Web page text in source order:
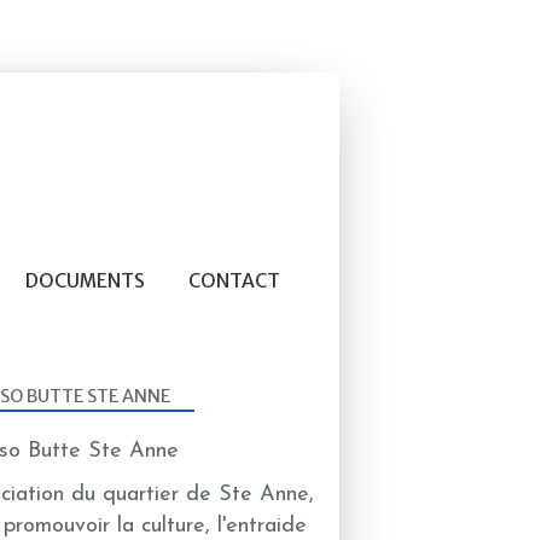
DOCUMENTS CONTACT
CHORALE
BUTTE STE ANNE
du quartier de Ste Anne,
la culture, l'entraide